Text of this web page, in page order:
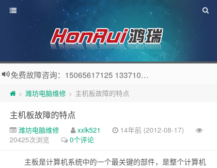
免费故障咨询：15065617125 13371057808 QQ：56914576
> 潍坊电脑维修 > 主机板故障的特点
主机板故障的特点
潍坊电脑维修 xxlk521
14年前 (2012-08-17)
20425次浏览
0个评论
主板是计算机系统中的一个最关键的部件，是整个计算机